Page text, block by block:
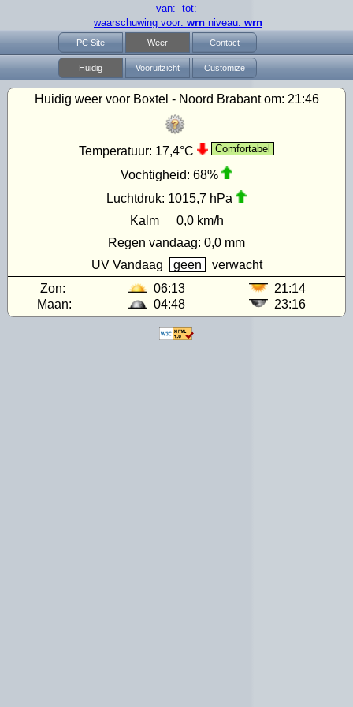
van: tot:
waarschuwing voor: wrn niveau: wrn
PC Site Weer Contact
Huidig Vooruitzicht Customize
Huidig weer voor Boxtel - Noord Brabant om: 21:46
Temperatuur: 17,4°C Comfortabel
Vochtigheid: 68%
Luchtdruk: 1015,7 hPa
Kalm
0,0 km/h
Regen vandaag: 0,0 mm
UV Vandaag geen
verwacht
Zon:
06:13
21:14
Maan:
04:48 23:16